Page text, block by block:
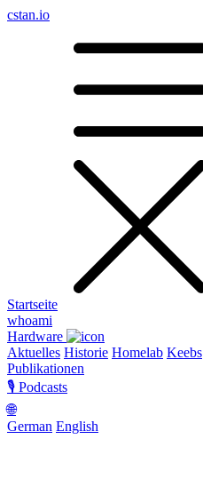
cstan.io
Startseite
whoami
Hardware
Aktuelles Historie Homelab Keebs
Publikationen
🎙️ Podcasts
🌐
German English